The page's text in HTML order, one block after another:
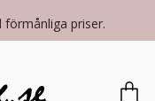
förmånliga priser.